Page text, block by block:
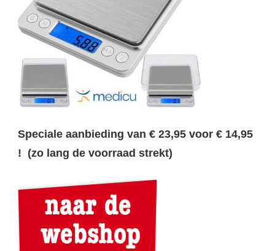
Speciale aanbieding van € 23,95 voor € 14,95
! (zo lang de voorraad strekt)